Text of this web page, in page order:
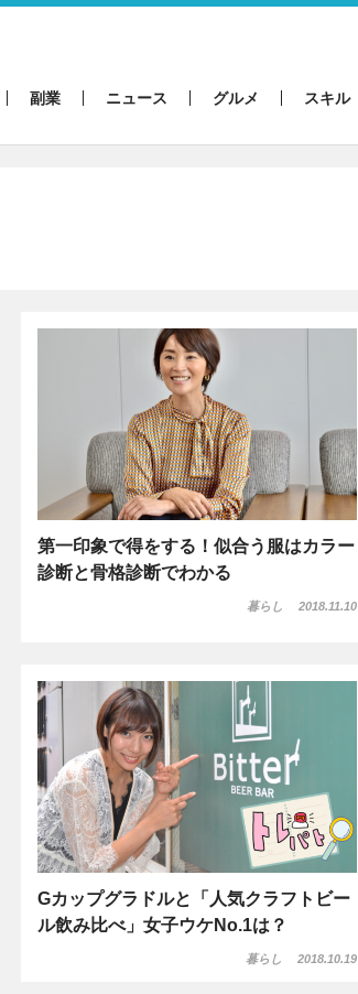
副業 ニュース グルメ スキル
第一印象で得をする！似合う服はカラー
診断と骨格診断でわかる
暮らし 2018.11.10
Gカップグラドルと「人気クラフトビー
ル飲み比べ」女子ウケNo.1は？
暮らし 2018.10.19